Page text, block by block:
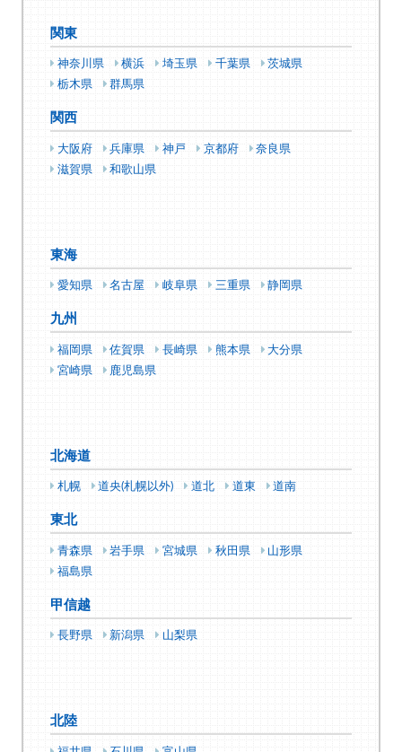
関東
神奈川県 横浜 埼玉県 千葉県
茨城県
栃木県
群馬県
関西
大阪府 兵庫県 神戸 京都府
奈良県
滋賀県
和歌山県
東海
愛知県 名古屋 岐阜県 三重県 静岡県
九州
福岡県 佐賀県 長崎県 熊本県
大分県
宮崎県
鹿児島県
北海道
札幌 道央(札幌以外) 道北 道東 道南
東北
青森県 岩手県 宮城県 秋田県
山形県
福島県
甲信越
長野県 新潟県 山梨県
北陸